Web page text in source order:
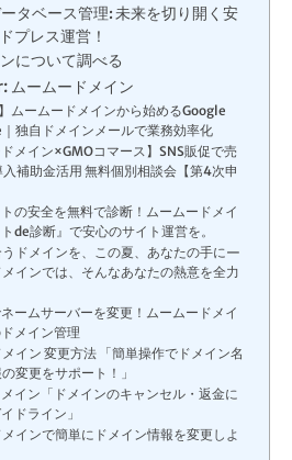
タベース管理: 未来を切り開く安
プレス運営！
について調べる
ムームードメイン
】ムームードメインから始めるGoogle
独自ドメインメールで業務効率化
ドメイン×GMOコマース】SNS販促で売
入補助金活用 無料個別相談会【第4次申
の安全を無料で診断！ムームードメイ
de診断』で安心のサイト運営を。
うドメインを、この夏、あなたの手に—
インでは、そんなあなたの熱意を全力
ームサーバーを変更！ムームードメイ
メイン管理
イン 変更方法 「簡単操作でドメイン名
変更をサポート！」
イン「ドメインのキャンセル・返金に
ドライン」
インで簡単にドメイン情報を変更しよ